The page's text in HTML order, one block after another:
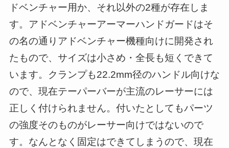
ドベンチャー用か、それ以外の2種が存在しま
す。アドベンチャーアーマーハンドガードはそ
の名の通りアドベンチャー機種向けに開発され
たもので、サイズは小さめ・全長も短くできて
います。クランプも22.2mm径のハンドル向けな
ので、現在テーパーバーが主流のレーサーには
正しく付けられません。付いたとしてもパーツ
の強度そのものがレーサー向けではないので
す。なんとなく固定はできてしまうので、現在